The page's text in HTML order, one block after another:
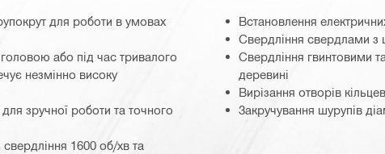
для роботи в умовах
або під час тривалого
незмінно високу
зручної роботи та точного
1600 об/хв та
Встановлення
Свердління свердлами з
Свердління гвинтовими
деревині
Вирізання отворів
Закручування шурупів